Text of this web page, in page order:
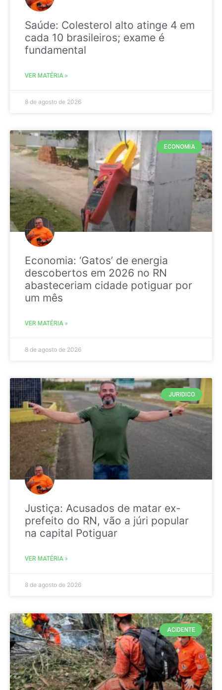
Saúde: Colesterol alto atinge 4 em
cada 10 brasileiros; exame é
fundamental
VER MATÉRIA »
8 de agosto de 2026
ECONOMIA
Economia: ‘Gatos’ de energia
descobertos em 2026 no RN
abasteceriam cidade potiguar por
um mês
VER MATÉRIA »
8 de agosto de 2026
JURIDICO
Justiça: Acusados de matar ex-
prefeito do RN, vão a júri popular
na capital Potiguar
VER MATÉRIA »
8 de agosto de 2026
ACIDENTE